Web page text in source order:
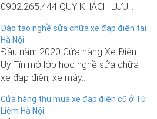
0902.265.444 QUÝ KHÁCH LƯU...
Đào tạo nghề sửa chữa xe đạp điện tại
Hà Nội
Đầu năm 2020 Cửa hàng Xe Điện
Uy Tín mở lớp học nghề sửa chữa
xe đạp điện, xe máy...
Cửa hàng thu mua xe đạp điện cũ ở Từ
Liêm Hà Nội